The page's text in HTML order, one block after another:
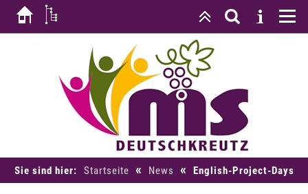
Sie sind hier: Startseite « News « English-Project-Days